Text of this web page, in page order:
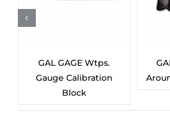
Wtps.
GAL GAGE Wrap-
Around Pouch Toll Kit